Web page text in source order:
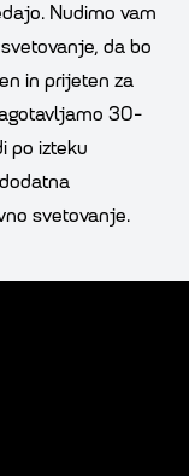
Nudimo vam
da bo
in prijeten za
30-
po izteku
svetovanje.